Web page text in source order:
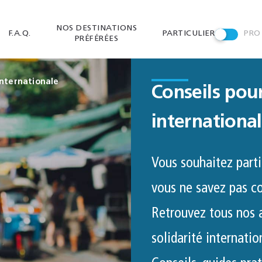
F.A.Q.
NOS DESTINATIONS
PRÉFÉRÉES
PARTICULIER PRO
Conseils
Vous souhaitez
vous ne savez pas
Retrouvez tous
solidarité